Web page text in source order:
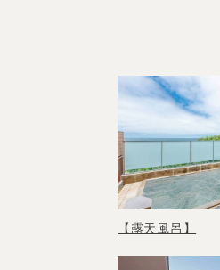
【露天風呂】